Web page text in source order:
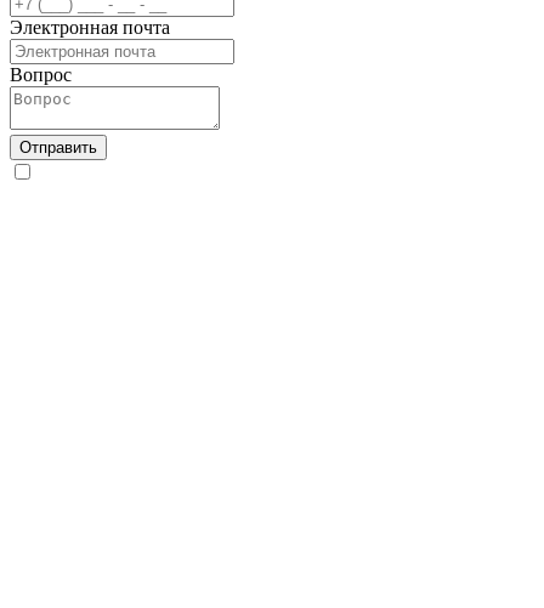
Электронная почта
Вопрос
Отправить